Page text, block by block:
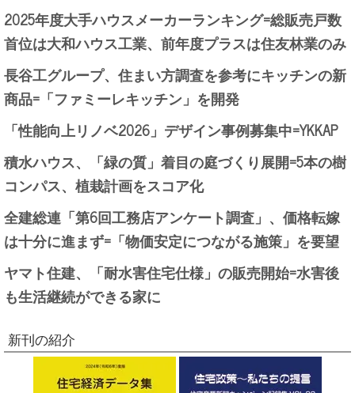
2025年度大手ハウスメーカーランキング=総販売戸数
首位は大和ハウス工業、前年度プラスは住友林業のみ
長谷工グループ、住まい方調査を参考にキッチンの新
商品=「ファミーレキッチン」を開発
「性能向上リノベ2026」デザイン事例募集中=YKKAP
積水ハウス、「緑の質」着目の庭づくり展開=5本の樹
コンパス、植栽計画をスコア化
全建総連「第6回工務店アンケート調査」、価格転嫁
は十分に進まず=「物価安定につながる施策」を要望
ヤマト住建、「耐水害住宅仕様」の販売開始=水害後
も生活継続ができる家に
新刊の紹介